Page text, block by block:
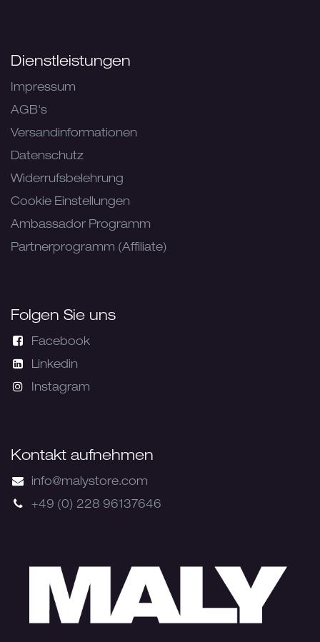
Dienstleistungen
Impressum
AGB's
Versandinformationen
Datenschutz
Widerrufsbelehrung
Cookie Einstellungen
Ambassador Programm
Partnerprogramm (Affiliate)
Folgen Sie uns
Facebook
Linkedin
Instagram
Kontakt aufnehmen
info@malystore.com
+49 (0) 228 96137646